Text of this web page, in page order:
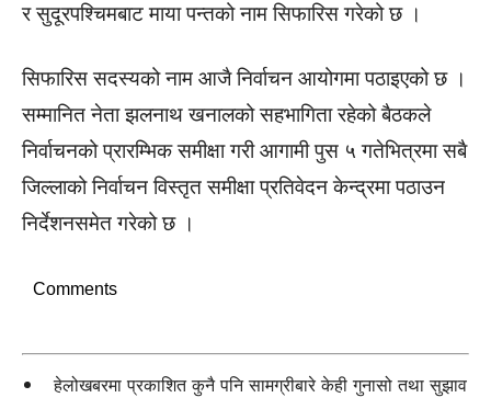
र सुदूरपश्चिमबाट माया पन्तको नाम सिफारिस गरेको छ ।
सिफारिस सदस्यको नाम आजै निर्वाचन आयोगमा पठाइएको छ ।
सम्मानित नेता झलनाथ खनालको सहभागिता रहेको बैठकले
निर्वाचनको प्रारम्भिक समीक्षा गरी आगामी पुस ५ गतेभित्रमा सबै
जिल्लाको निर्वाचन विस्तृत समीक्षा प्रतिवेदन केन्द्रमा पठाउन
निर्देशनसमेत गरेको छ ।
Comments
हेलोखबरमा प्रकाशित कुनै पनि सामग्रीबारे केही गुनासो तथा सुझाव